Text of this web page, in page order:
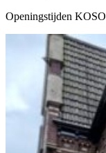
Openingstijden KOSO